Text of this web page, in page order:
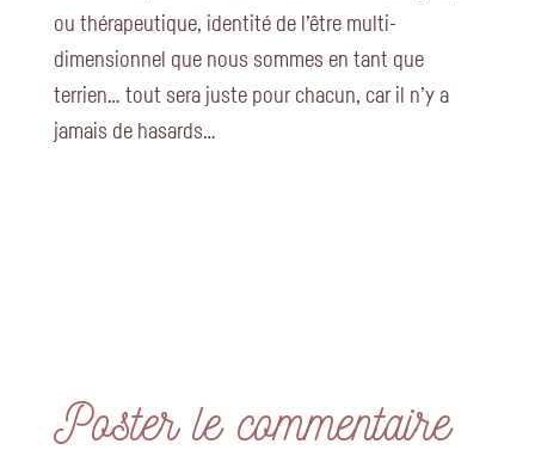
ou thérapeutique, identité de l’être multi-
dimensionnel que nous sommes en tant que
terrien… tout sera juste pour chacun, car il n’y a
jamais de hasards…
Poster le commentaire